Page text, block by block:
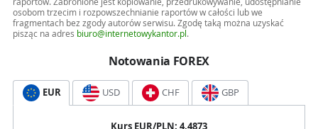
osobom trzecim i rozpowszechnianie raportów w całości lub we
fragmentach bez zgody autorów serwisu. Zgodę taką można uzyskać
pisząc na adres biuro@internetowykantor.pl .
Notowania FOREX
EUR USD CHF GBP
Kurs EUR/PLN: 4,4873